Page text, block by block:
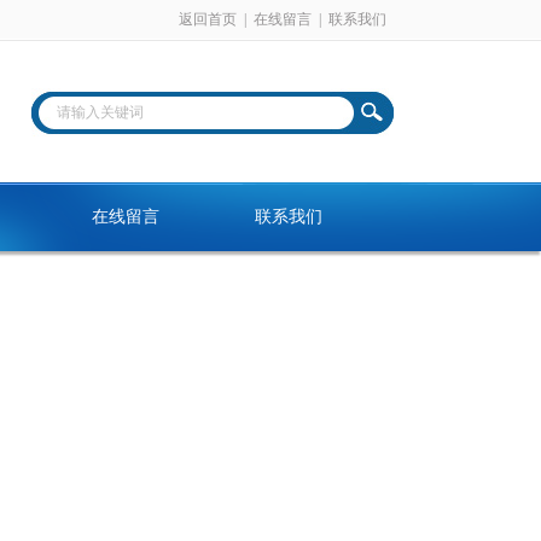
返回首页 在线留言 联系我们
在线留言 联系我们